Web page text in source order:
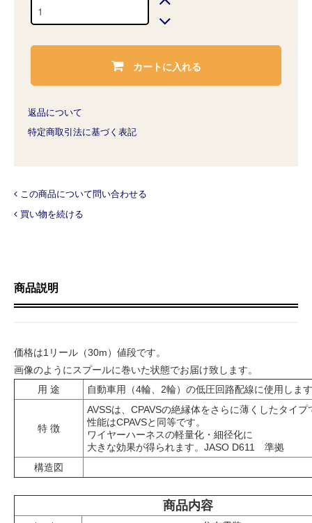
カートに入れる
返品について
特定商取引法に基づく表記
この商品について問い合わせる
買い物を続ける
商品説明
価格は1リール（30m）値段です。
画像のようにスプールに巻いた状態でお届け致します。
用 途
自動車用（4輪、2輪）の低圧回路配線に使用しま
特 徴
AVSSは、CPAVSの絶縁体をさらに薄くしたタイプ
性能はCPAVSと同等です。
ワイヤーハーネスの軽量化・細径化に
大きな効果が得られます。JASO D611 準拠
構造図
商品内容